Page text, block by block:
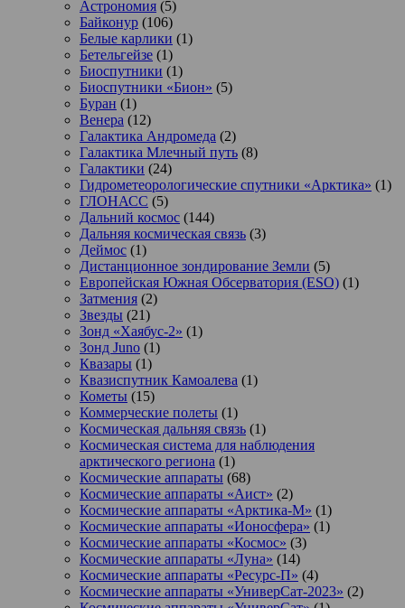
Астрономия (5)
Байконур (106)
Белые карлики (1)
Бетельгейзе (1)
Биоспутники (1)
Биоспутники «Бион» (5)
Буран (1)
Венера (12)
Галактика Андромеда (2)
Галактика Млечный путь (8)
Галактики (24)
Гидрометеорологические спутники «Арктика» (1)
ГЛОНАСС (5)
Дальний космос (144)
Дальняя космическая связь (3)
Деймос (1)
Дистанционное зондирование Земли (5)
Европейская Южная Обсерватория (ESO) (1)
Затмения (2)
Звезды (21)
Зонд «Хаябус-2» (1)
Зонд Juno (1)
Квазары (1)
Квазиспутник Камоалева (1)
Кометы (15)
Коммерческие полеты (1)
Космическая дальняя связь (1)
Космическая система для наблюдения
арктического региона (1)
Космические аппараты (68)
Космические аппараты «Аист» (2)
Космические аппараты «Арктика-М» (1)
Космические аппараты «Ионосфера» (1)
Космические аппараты «Космос» (3)
Космические аппараты «Луна» (14)
Космические аппараты «Ресурс-П» (4)
Космические аппараты «УниверСат-2023» (2)